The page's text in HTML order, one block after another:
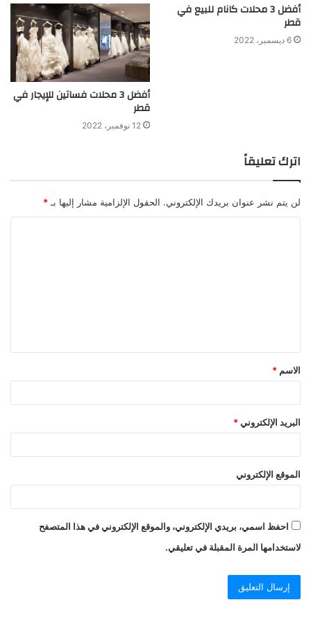
أفضل 3 محلات كانام للبيع في
قطر
6 ديسمبر، 2022
أفضل 3 محلات فساتين للإيجار في
قطر
12 نوفمبر، 2022
اترك تعليقاً
لن يتم نشر عنوان بريدك الإلكتروني. الحقول الإلزامية مشار إليها بـ *
الاسم *
البريد الإلكتروني *
الموقع الإلكتروني
احفظ اسمي، بريدي الإلكتروني، والموقع الإلكتروني في هذا المتصفح
لاستخدامها المرة المقبلة في تعليقي.